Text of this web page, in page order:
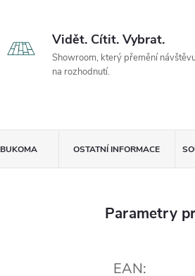
Vidět. Cítit. Vybrat.
Showroom, který přemění
na rozhodnutí.
BUKOMA OSTATNÍ INFORMACE
Parametry
EAN: